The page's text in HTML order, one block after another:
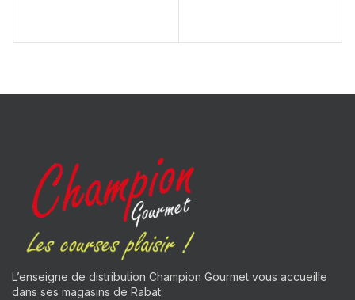
L’enseigne de distribution Champion Gourmet vous accueille
dans ses magasins de Rabat.